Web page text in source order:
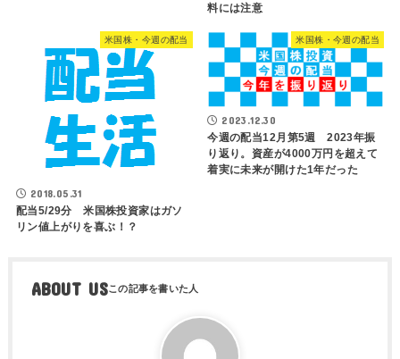
料には注意
米国株・今週の配当
2018.05.31
配当5/29分 米国株投資家はガソ
リン値上がりを喜ぶ！？
米国株・今週の配当
2023.12.30
今週の配当12月第5週 2023年振
り返り。資産が4000万円を超えて
着実に未来が開けた1年だった
ABOUT US